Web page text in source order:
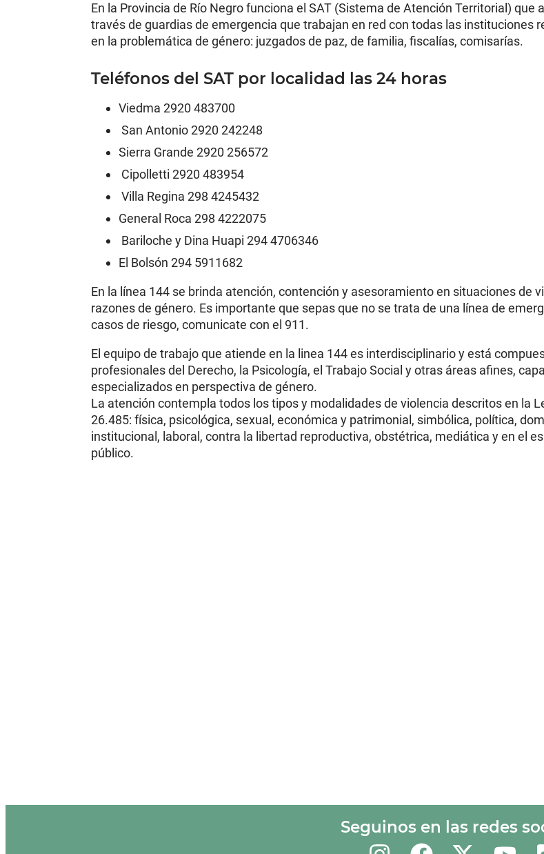
En la Provincia de Río Negro funciona el SAT (Sistema de Atención Territorial) que
través de guardias de emergencia que trabajan en red con todas las instituciones
en la problemática de género: juzgados de paz, de familia, fiscalías, comisarías.
Teléfonos del SAT por localidad las 24 horas
Viedma 2920 483700
San Antonio 2920 242248
Sierra Grande 2920 256572
Cipolletti 2920 483954
Villa Regina 298 4245432
General Roca 298 4222075
Bariloche y Dina Huapi 294 4706346
El Bolsón 294 5911682
En la línea 144 se brinda atención, contención y asesoramiento en situaciones de
razones de género. Es importante que sepas que no se trata de una línea de
casos de riesgo, comunicate con el 911.
El equipo de trabajo que atiende en la linea 144 es interdisciplinario y está
profesionales del Derecho, la Psicología, el Trabajo Social y otras áreas afines,
especializados en perspectiva de género.
La atención contempla todos los tipos y modalidades de violencia descritos en la
26.485: física, psicológica, sexual, económica y patrimonial, simbólica, política,
institucional, laboral, contra la libertad reproductiva, obstétrica, mediática y en el
público.
Seguinos en las redes